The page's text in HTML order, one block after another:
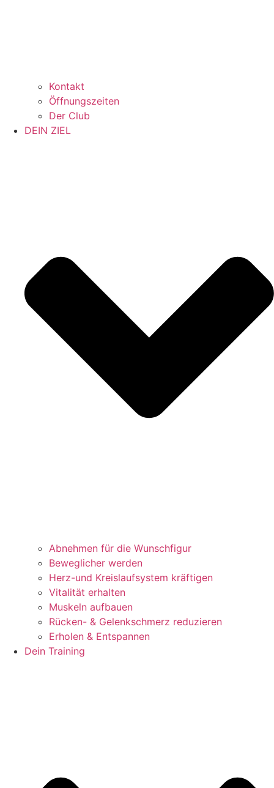
Kontakt
Öffnungszeiten
Der Club
DEIN ZIEL
Abnehmen für die Wunschfigur
Beweglicher werden
Herz-und Kreislaufsystem kräftigen
Vitalität erhalten
Muskeln aufbauen
Rücken- & Gelenkschmerz reduzieren
Erholen & Entspannen
Dein Training